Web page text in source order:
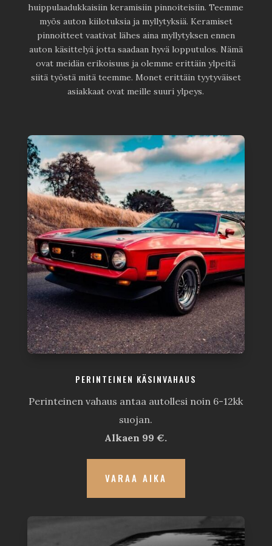
huippulaadukkaisiin keramisiin pinnoiteisiin. Teemme
myös auton kiilotuksia ja myllytyksiä. Keramiset
pinnoitteet vaativat lähes aina myllytyksen ennen
auton käsittelyä jotta saadaan hyvä lopputulos. Nämä
ovat meidän erikoisuus ja olemme erittäin ylpeitä
siitä työstä mitä teemme. Monet erittäin tyytyväiset
asiakkaat ovat meille suuri ylpeys.
PERINTEINEN KÄSINVAHAUS
Perinteinen vahaus antaa autollesi noin 6-12kk
suojan.
Alkaen 99 €.
VARAA AIKA